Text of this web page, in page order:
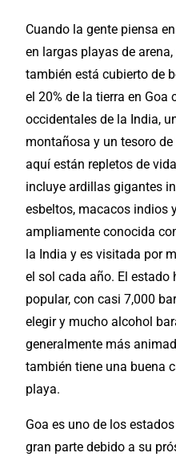
Cuando la gente piensa
en largas playas de
también está cubierto de
el 20% de la tierra en Goa
occidentales de la India,
montañosa y un tesoro
aquí están repletos de
incluye ardillas gigantes
esbeltos, macacos indios
ampliamente conocida
la India y es visitada por
el sol cada año. El
popular, con casi 7,000
elegir y mucho alcohol
generalmente más
también tiene una buena
playa.
Goa es uno de los
gran parte debido a su